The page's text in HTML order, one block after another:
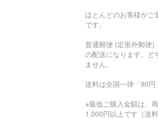
ほとんどのお客様が
です。
普通郵便 (定形外郵便)
の配送になります。ど
ません。
送料は全国一律「90円
※最低ご購入金額は、
1,000円以上です（送